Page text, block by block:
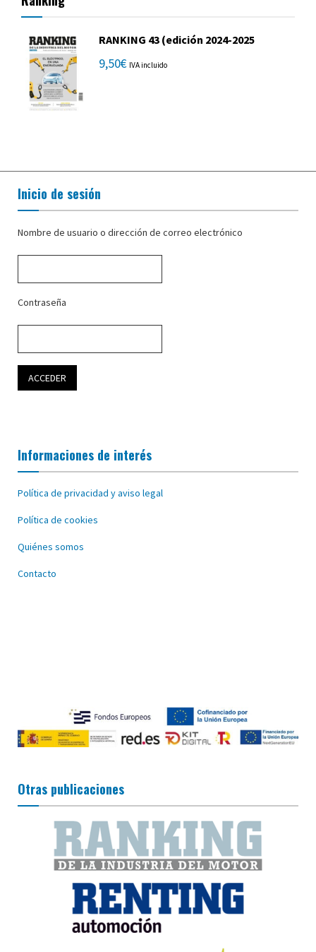
RANKING 43 (edición 2024-2025
9,50€ IVA incluido
Inicio de sesión
Nombre de usuario o dirección de correo electrónico
Contraseña
Informaciones de interés
Política de privacidad y aviso legal
Política de cookies
Quiénes somos
Contacto
Otras publicaciones